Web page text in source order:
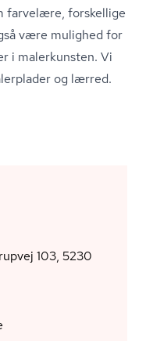
farvelære, forskellige
være mulighed for
i malerkunsten. Vi
og lærred.
103, 5230